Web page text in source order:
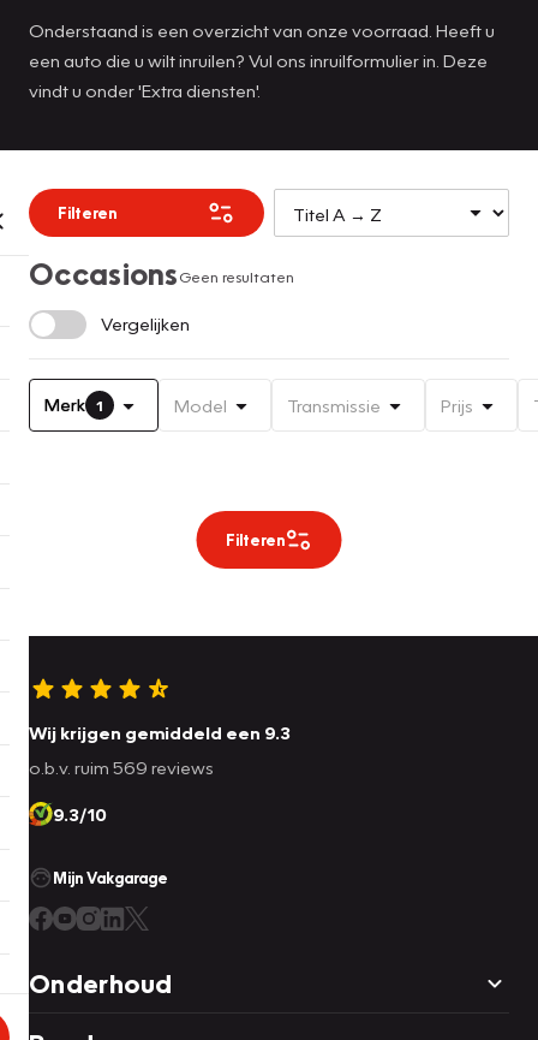
Onderstaand is een overzicht van onze voorraad. Heeft u
een auto die u wilt inruilen? Vul ons inruilformulier in. Deze
vindt u onder 'Extra diensten'.
Filteren
OccasionsGeen resultaten
Vergelijken
Merk 1 Model Transmissie Prijs
Filteren
Wij krijgen gemiddeld een 9.3
o.b.v. ruim 569 reviews
9.3/10
Mijn Vakgarage
Onderhoud